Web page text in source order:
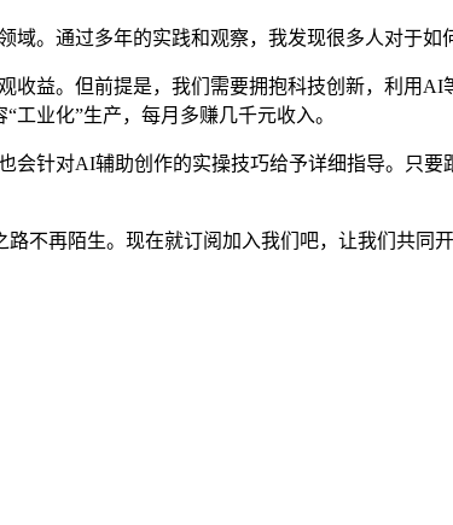
。通过多年的实践和观察，我发现很多人对于如
益。但前提是，我们需要拥抱科技创新，利用AI
业化”生产，每月多赚几千元收入。
会针对AI辅助创作的实操技巧给予详细指导。只
不再陌生。现在就订阅加入我们吧，让我们共同